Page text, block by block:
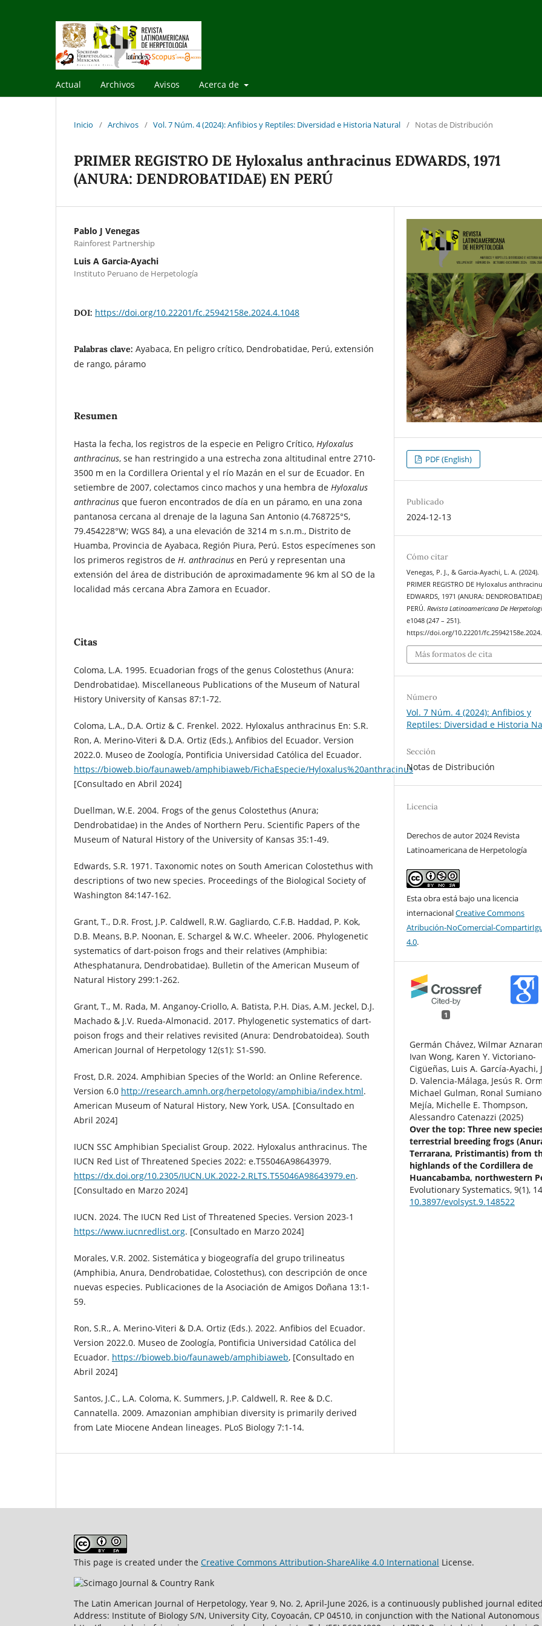
Actual Archivos Avisos Acerca de
Inicio / Archivos / Vol. 7 Núm. 4 (2024): Anfibios y Reptiles: Diversidad e Historia Natural / Notas de Distribución
PRIMER REGISTRO DE Hyloxalus anthracinus EDWARDS, 1971
(ANURA: DENDROBATIDAE) EN PERÚ
Pablo J Venegas
Rainforest Partnership
Luis A Garcia-Ayachi
Instituto Peruano de Herpetología
DOI: https://doi.org/10.22201/fc.25942158e.2024.4.1048
Palabras clave: Ayabaca, En peligro crítico, Dendrobatidae, Perú, extensión
de rango, páramo
Resumen
Hasta la fecha, los registros de la especie en Peligro Crítico, Hyloxalus
anthracinus, se han restringido a una estrecha zona altitudinal entre 2710-
3500 m en la Cordillera Oriental y el río Mazán en el sur de Ecuador. En
setiembre de 2007, colectamos cinco machos y una hembra de Hyloxalus
anthracinus que fueron encontrados de día en un páramo, en una zona
pantanosa cercana al drenaje de la laguna San Antonio (4.768725°S,
79.454228°W; WGS 84), a una elevación de 3214 m s.n.m., Distrito de
Huamba, Provincia de Ayabaca, Región Piura, Perú. Estos especímenes son
los primeros registros de H. anthracinus en Perú y representan una
extensión del área de distribución de aproximadamente 96 km al SO de la
localidad más cercana Abra Zamora en Ecuador.
Citas
Coloma, L.A. 1995. Ecuadorian frogs of the genus Colostethus (Anura:
Dendrobatidae). Miscellaneous Publications of the Museum of Natural
History University of Kansas 87:1-72.
Coloma, L.A., D.A. Ortiz & C. Frenkel. 2022. Hyloxalus anthracinus En: S.R.
Ron, A. Merino-Viteri & D.A. Ortiz (Eds.), Anfibios del Ecuador. Version
2022.0. Museo de Zoología, Pontificia Universidad Católica del Ecuador.
https://bioweb.bio/faunaweb/amphibiaweb/FichaEspecie/Hyloxalus%20anthracinus
[Consultado en Abril 2024]
Duellman, W.E. 2004. Frogs of the genus Colostethus (Anura;
Dendrobatidae) in the Andes of Northern Peru. Scientific Papers of the
Museum of Natural History of the University of Kansas 35:1-49.
Edwards, S.R. 1971. Taxonomic notes on South American Colostethus with
descriptions of two new species. Proceedings of the Biological Society of
Washington 84:147-162.
Grant, T., D.R. Frost, J.P. Caldwell, R.W. Gagliardo, C.F.B. Haddad, P. Kok,
D.B. Means, B.P. Noonan, E. Schargel & W.C. Wheeler. 2006. Phylogenetic
systematics of dart-poison frogs and their relatives (Amphibia:
Athesphatanura, Dendrobatidae). Bulletin of the American Museum of
Natural History 299:1-262.
Grant, T., M. Rada, M. Anganoy-Criollo, A. Batista, P.H. Dias, A.M. Jeckel, D.J.
Machado & J.V. Rueda-Almonacid. 2017. Phylogenetic systematics of dart-
poison frogs and their relatives revisited (Anura: Dendrobatoidea). South
American Journal of Herpetology 12(s1): S1-S90.
Frost, D.R. 2024. Amphibian Species of the World: an Online Reference.
Version 6.0 http://research.amnh.org/herpetology/amphibia/index.html.
American Museum of Natural History, New York, USA. [Consultado en
Abril 2024]
IUCN SSC Amphibian Specialist Group. 2022. Hyloxalus anthracinus. The
IUCN Red List of Threatened Species 2022: e.T55046A98643979.
https://dx.doi.org/10.2305/IUCN.UK.2022-2.RLTS.T55046A98643979.en.
[Consultado en Marzo 2024]
IUCN. 2024. The IUCN Red List of Threatened Species. Version 2023-1
https://www.iucnredlist.org. [Consultado en Marzo 2024]
Morales, V.R. 2002. Sistemática y biogeografía del grupo trilineatus
(Amphibia, Anura, Dendrobatidae, Colostethus), con descripción de once
nuevas especies. Publicaciones de la Asociación de Amigos Doñana 13:1-
59.
Ron, S.R., A. Merino-Viteri & D.A. Ortiz (Eds.). 2022. Anfibios del Ecuador.
Version 2022.0. Museo de Zoología, Pontificia Universidad Católica del
Ecuador. https://bioweb.bio/faunaweb/amphibiaweb, [Consultado en
Abril 2024]
Santos, J.C., L.A. Coloma, K. Summers, J.P. Caldwell, R. Ree & D.C.
Cannatella. 2009. Amazonian amphibian diversity is primarily derived
from Late Miocene Andean lineages. PLoS Biology 7:1-14.
PDF (English)
Publicado
2024-12-13
Cómo citar
Venegas, P. J., & Garcia-Ayachi, L. A. (2024).
PRIMER REGISTRO DE Hyloxalus
EDWARDS, 1971 (ANURA:
PERÚ.Revista Latinoamericana De
e1048 (247 – 251).
https://doi.org/10.22201/
Más formatos de cita
Número
Vol. 7 Núm. 4 (2024): Anfibios y
Reptiles: Diversidad e Historia
Sección
Notas de Distribución
Licencia
Derechos de autor 2024 Revista
Latinoamericana de Herpetología
Esta obra está bajo una licencia
internacionalCreative Commons
Atribución-NoComercial-
4.0.
1
Germán Chávez, Wilmar
Ivan Wong, Karen Y. Victoriano-
Cigüeñas, Luis A. García-Ayachi,
D. Valencia-Málaga, Jesús R.
Michael Gulman, Ronal
Mejía, Michelle E. Thompson,
Alessandro Catenazzi (2025)
Over the top: Three new
terrestrial breeding frogs
Terrarana, Pristimantis) from
highlands of the Cordillera de
Huancabamba, northwestern
Evolutionary Systematics,9(1),
10.3897/evolsyst.9.148522
This page is created under the Creative Commons Attribution-ShareAlike 4.0 International License.
The Latin American Journal of Herpetology, Year 9, No. 2, April-June 2026, is a continuously published journal
Address: Institute of Biology S/N, University City, Coyoacán, CP 04510, in conjunction with the National